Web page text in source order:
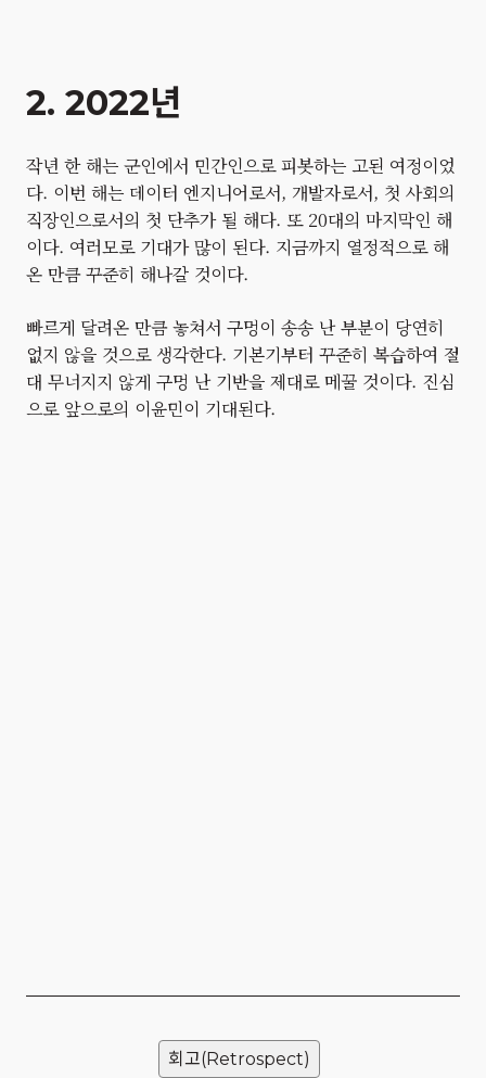
2. 2022년
작년 한 해는 군인에서 민간인으로 피봇하는 고된 여정이었
다. 이번 해는 데이터 엔지니어로서, 개발자로서, 첫 사회의
직장인으로서의 첫 단추가 될 해다. 또 20대의 마지막인 해
이다. 여러모로 기대가 많이 된다. 지금까지 열정적으로 해
온 만큼 꾸준히 해나갈 것이다.
빠르게 달려온 만큼 놓쳐서 구멍이 송송 난 부분이 당연히
없지 않을 것으로 생각한다. 기본기부터 꾸준히 복습하여 절
대 무너지지 않게 구멍 난 기반을 제대로 메꿀 것이다. 진심
으로 앞으로의 이윤민이 기대된다.
회고(Retrospect)